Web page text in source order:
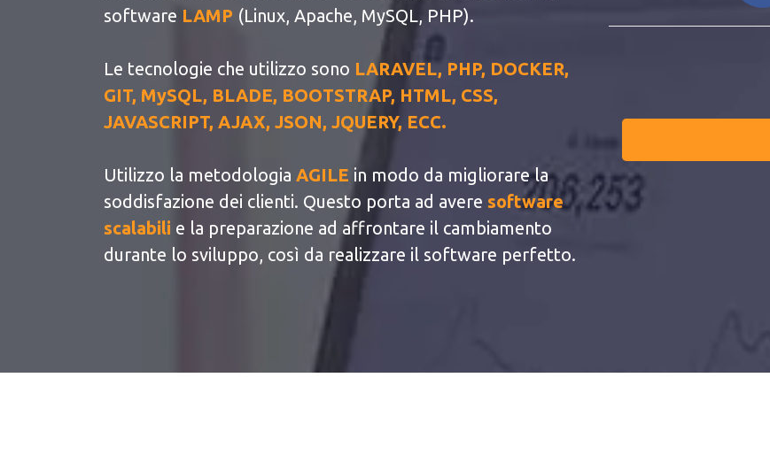
software LAMP (Linux, Apache, MySQL, PHP).
Le tecnologie che utilizzo sono LARAVEL, PHP, DOCKER,
GIT, MySQL, BLADE, BOOTSTRAP, HTML, CSS,
JAVASCRIPT, AJAX, JSON, JQUERY, ECC.
Utilizzo la metodologia AGILE in modo da migliorare la
soddisfazione dei clienti. Questo porta ad avere software
scalabili e la preparazione ad affrontare il cambiamento
durante lo sviluppo, così da realizzare il software perfetto.